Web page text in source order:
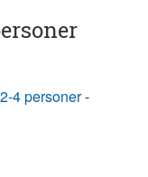
4 personer-